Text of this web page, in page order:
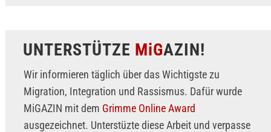
UNTERSTÜTZE MiGAZIN!
Wir informieren täglich über das Wichtigste zu
Migration, Integration und Rassismus. Dafür wurde
MiGAZIN mit dem Grimme Online Award
ausgezeichnet. Unterstüzte diese Arbeit und verpasse